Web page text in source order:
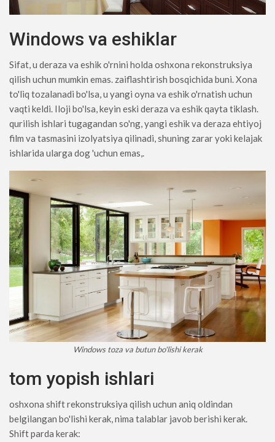
Windows va eshiklar
Sifat, u deraza va eshik o'rnini holda oshxona rekonstruksiya
qilish uchun mumkin emas. zaiflashtirish bosqichida buni. Xona
to'liq tozalanadi bo'lsa, u yangi oyna va eshik o'rnatish uchun
vaqti keldi. Iloji bo'lsa, keyin eski deraza va eshik qayta tiklash.
qurilish ishlari tugagandan so'ng, yangi eshik va deraza ehtiyoj
film va tasmasini izolyatsiya qilinadi, shuning zarar yoki kelajak
ishlarida ularga dog 'uchun emas,.
Windows toza va butun bo'lishi kerak
tom yopish ishlari
oshxona shift rekonstruksiya qilish uchun aniq oldindan
belgilangan bo'lishi kerak, nima talablar javob berishi kerak.
Shift parda kerak: